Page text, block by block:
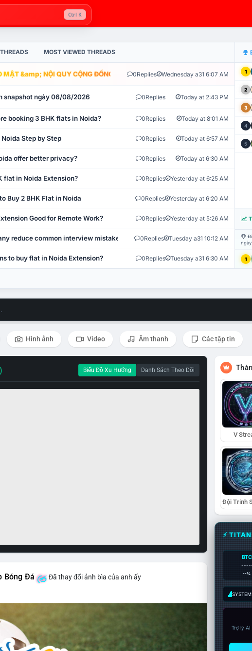
Ctrl K
MOST VIEWED THREADS
MẬT &amp; NỘI QUY CỘNG ĐỒNG VLIKE.VN: HỆ THỐNG GIÁM SÁT TỰ
0Replies Wednesday a31 6:07 AM
snapshot ngày 06/08/2026 0Replies Today at 2:43 PM
booking 3 BHK flats in Noida? 0Replies Today at 8:01 AM
Step by Step 0Replies Today at 6:57 AM
offer better privacy? 0Replies Today at 6:30 AM
flat in Noida Extension? 0Replies Yesterday at 6:25 AM
Buy 2 BHK Flat in Noida 0Replies Yesterday at 6:20 AM
Good for Remote Work? 0Replies Yesterday at 5:26 AM
reduce common interview mistakes? 0Replies Tuesday a31 10:12 AM
to buy flat in Noida Extension? 0Replies Tuesday a31 6:30 AM
1
2
3
4
5
1
Hình ảnh Video Âm thanh Các tập tin
Biểu Đồ Xu Hướng Danh Sách Theo Dõi
Bóng Đá Đã thay đổi ảnh bìa của anh ấy
V
⚡
BTC
--%
Trợ lý